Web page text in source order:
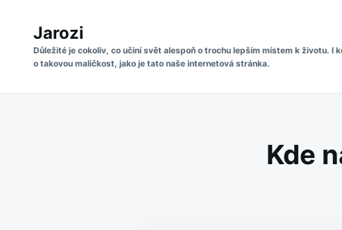
content
for:
Jarozi
Důležité je cokoliv, co učiní svět alespoň o trochu lepším místem k životu. I
o takovou maličkost, jako je tato naše internetová stránka.
Kde